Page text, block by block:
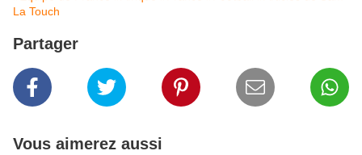
La Touch
Partager
Vous aimerez aussi